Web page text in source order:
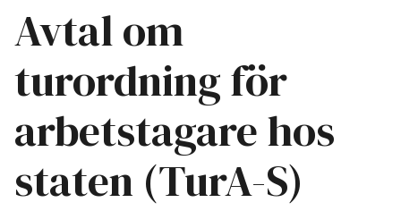
Avtal om
turordning för
arbetstagare hos
staten (TurA-S)